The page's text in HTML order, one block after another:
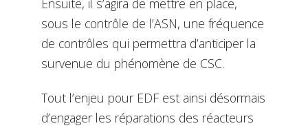
Ensuite, il s’agira de mettre en place,
sous le contrôle de l’ASN, une fréquence
de contrôles qui permettra d’anticiper la
survenue du phénomène de CSC.
Tout l’enjeu pour EDF est ainsi désormais
d’engager les réparations des réacteurs